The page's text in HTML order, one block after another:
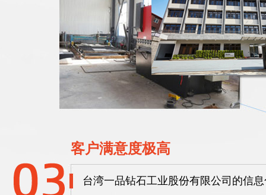
客户满意度极高
台湾一品钻石工业股份有限公司的信